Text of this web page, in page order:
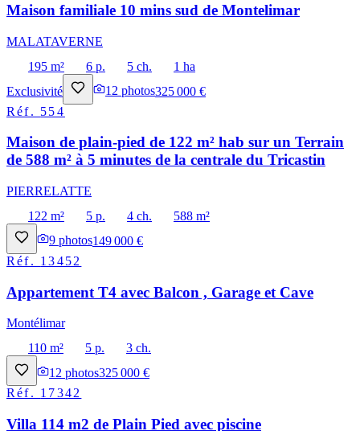
Maison familiale 10 mins sud de Montelimar
MALATAVERNE
195 m²
6 p. 5 ch.
1 ha
Exclusivité
12 photos325 000 €
Réf. 554
Maison de plain-pied de 122 m² hab sur un Terrain
de 588 m² à 5 minutes de la centrale du Tricastin
PIERRELATTE
122 m²
5 p. 4 ch.
588 m²
9 photos149 000 €
Réf. 13452
Appartement T4 avec Balcon , Garage et Cave
Montélimar
110 m²
5 p.
3 ch.
12 photos325 000 €
Réf. 17342
Villa 114 m2 de Plain Pied avec piscine